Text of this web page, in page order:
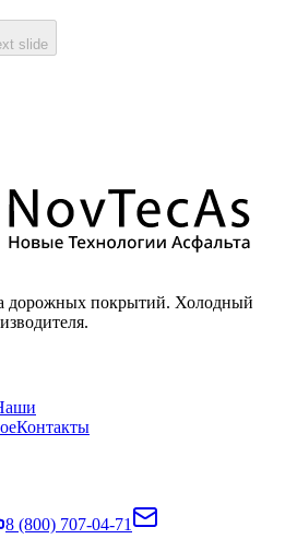
slide
дорожных покрытий. Холодный
Контакты
8 (800) 707-04-71